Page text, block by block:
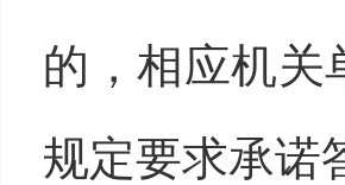
的，相应机关
规定要求承诺